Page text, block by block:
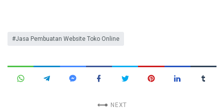
Jasa Pembuatan Website Toko Online
NEXT